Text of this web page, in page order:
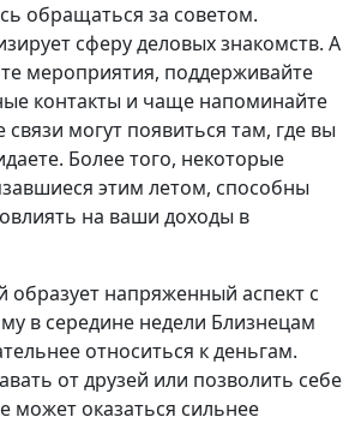
обращаться за советом.
сферу деловых знакомств. А
мероприятия, поддерживайте
контакты и чаще напоминайте
могут появиться там, где вы
Более того, некоторые
этим летом, способны
на ваши доходы в
напряженный аспект с
в середине недели Близнецам
относиться к деньгам.
от друзей или позволить себе
может оказаться сильнее